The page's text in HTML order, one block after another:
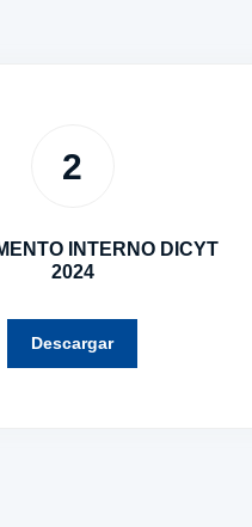
2
INTERNO DICYT
2024
Descargar